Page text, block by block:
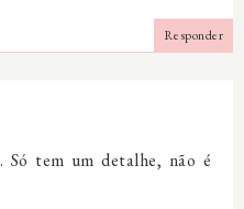
Responder
Só tem um detalhe, não é